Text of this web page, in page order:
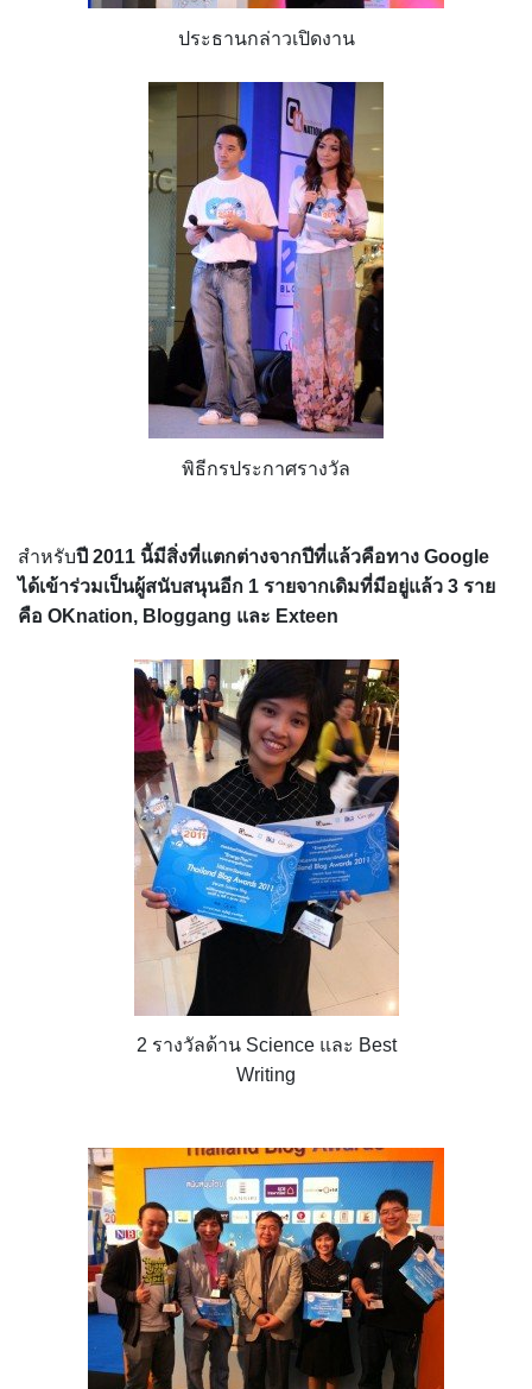
ประธานกล่าวเปิดงาน
พิธีกรประกาศรางวัล
สำหรับปี 2011 นี้มีสิ่งที่แตกต่างจากปีที่แล้วคือทาง Google
ได้เข้าร่วมเป็นผู้สนับสนุนอีก 1 รายจากเดิมที่มีอยู่แล้ว 3 ราย
คือ OKnation, Bloggang และ Exteen
2 รางวัลด้าน Science และ Best
Writing